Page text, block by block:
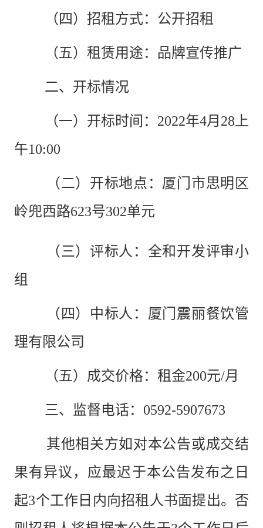
（四）招租方式： 公开招租
（五）租赁用途： 品牌宣传推广
二、开标情况
（一）开标时间： 2022年4月28上
午10:00
（二）开标地点： 厦门市思明区
岭兜西路623号302单元
（三）评标人： 全和开发评审小
组
（四）中标人： 厦门震丽餐饮管
理有限公司
（五）成交价格： 租金200元/月
三、监督电话： 0592-5907673
其他相关方如对本公告或成交结
果有异议，应最迟于本公告发布之日
起3个工作日内向招租人书面提出。否